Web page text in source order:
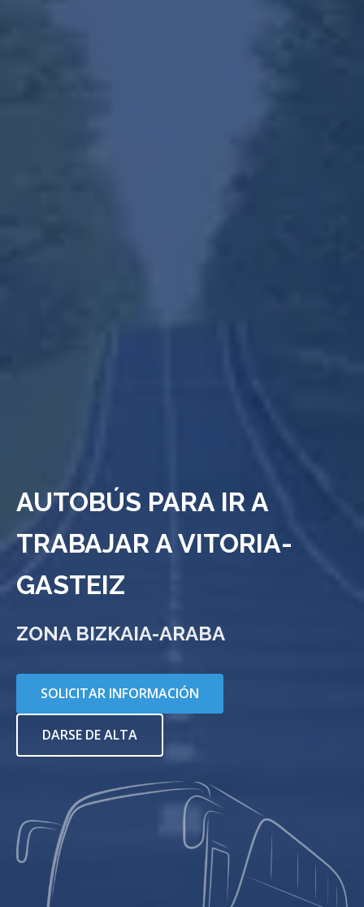
AUTOBÚS PARA IR A
TRABAJAR A VITORIA-
GASTEIZ
ZONA BIZKAIA-ARABA
SOLICITAR INFORMACIÓN
DARSE DE ALTA